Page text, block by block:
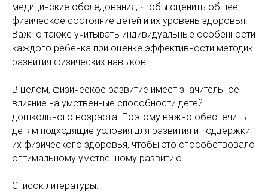
медицинские обследования, чтобы оценить общее
физическое состояние детей и их уровень здоровья.
Важно также учитывать индивидуальные особенности
каждого ребенка при оценке эффективности методик
развития физических навыков.
В целом, физическое развитие имеет значительное
влияние на умственные способности детей
дошкольного возраста. Поэтому важно обеспечить
детям подходящие условия для развития и поддержки
их физического здоровья, чтобы это способствовало
оптимальному умственному развитию.
Список литературы: